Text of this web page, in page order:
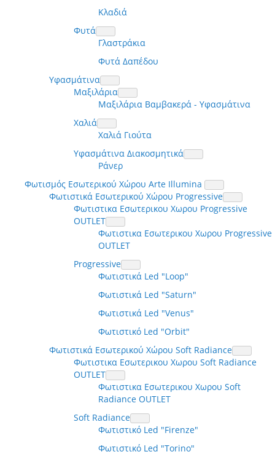
Κλαδιά
Φυτά
Γλαστράκια
Φυτά Δαπέδου
Υφασμάτινα
Μαξιλάρια
Μαξιλάρια Βαμβακερά - Υφασμάτινα
Χαλιά
Χαλιά Γιούτα
Υφασμάτινα Διακοσμητικά
Ράνερ
Φωτισμός Εσωτερικού Χώρου Arte Illumina
Φωτιστικά Εσωτερικού Χώρου Progressive
Φωτιστικα Εσωτερικου Χωρου Progressive
OUTLET
Φωτιστικα Εσωτερικου Χωρου Progressive
OUTLET
Progressive
Φωτιστικά Led "Loop"
Φωτιστικά Led "Saturn"
Φωτιστικά Led "Venus"
Φωτιστικό Led "Orbit"
Φωτιστικά Εσωτερικού Χώρου Soft Radiance
Φωτιστικα Εσωτερικου Χωρου Soft Radiance
OUTLET
Φωτιστικα Εσωτερικου Χωρου Soft
Radiance OUTLET
Soft Radiance
Φωτιστικό Led "Firenze"
Φωτιστικό Led "Torino"